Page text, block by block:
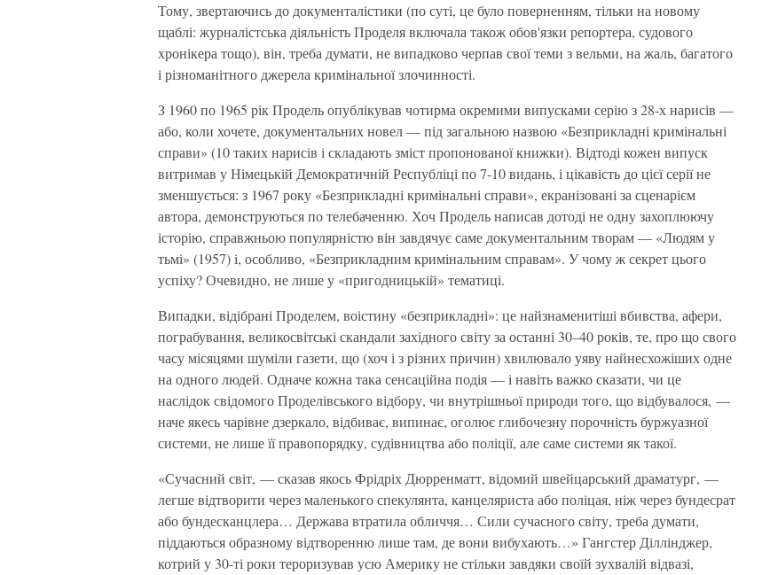
Тому, звертаючись до документалістики (по суті, це було поверненням, тільки на новому
щаблі: журналістська діяльність Проделя включала також обов'язки репортера, судового
хронікера тощо), він, треба думати, не випадково черпав свої теми з вельми, на жаль, багатого
і різноманітного джерела кримінальної злочинності.
З 1960 по 1965 рік Продель опублікував чотирма окремими випусками серію з 28-х нарисів —
або, коли хочете, документальних новел — під загальною назвою «Безприкладні кримінальні
справи» (10 таких нарисів і складають зміст пропонованої книжки). Відтоді кожен випуск
витримав у Німецькій Демократичній Республіці по 7-10 видань, і цікавість до цієї серії не
зменшується: з 1967 року «Безприкладні кримінальні справи», екранізовані за сценарієм
автора, демонструються по телебаченню. Хоч Продель написав дотоді не одну захоплюючу
історію, справжньою популярністю він завдячує саме документальним творам — «Людям у
тьмі» (1957) і, особливо, «Безприкладним кримінальним справам». У чому ж секрет цього
успіху? Очевидно, не лише у «пригодницькій» тематиці.
Випадки, відібрані Проделем, воістину «безприкладні»: це найзнаменитіші вбивства, афери,
пограбування, великосвітські скандали західного світу за останні 30–40 років, те, про що свого
часу місяцями шуміли газети, що (хоч і з різних причин) хвилювало уяву найнесхожіших одне
на одного людей. Одначе кожна така сенсаційна подія — і навіть важко сказати, чи це
наслідок свідомого Проделівського відбору, чи внутрішньої природи того, що відбувалося, —
наче якесь чарівне дзеркало, відбиває, випинає, оголює глибочезну порочність буржуазної
системи, не лише її правопорядку, судівництва або поліції, але саме системи як такої.
«Сучасний світ, — сказав якось Фрідріх Дюрренматт, відомий швейцарський драматург, —
легше відтворити через маленького спекулянта, канцеляриста або поліцая, ніж через бундесрат
або бундесканцлера… Держава втратила обличчя… Сили сучасного світу, треба думати,
піддаються образному відтворенню лише там, де вони вибухають…» Гангстер Діллінджер,
котрий у 30-ті роки тероризував усю Америку не стільки завдяки своїй зухвалій відвазі,